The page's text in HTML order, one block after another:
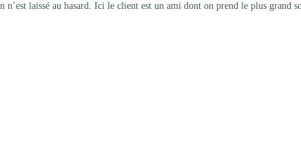
n’est laissé au hasard. Ici le client est un ami dont on prend le plus grand